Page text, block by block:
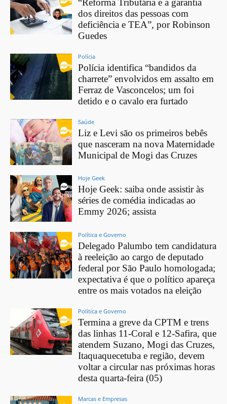
dos direitos das pessoas com
deficiência e TEA”, por Robinson
Guedes
Polícia
Polícia identifica “bandidos da
charrete” envolvidos em assalto em
Ferraz de Vasconcelos; um foi
detido e o cavalo era furtado
Saúde
Liz e Levi são os primeiros bebês
que nasceram na nova Maternidade
Municipal de Mogi das Cruzes
Hoje Geek
Hoje Geek: saiba onde assistir às
séries de comédia indicadas ao
Emmy 2026; assista
Política e Governo
Delegado Palumbo tem candidatura
à reeleição ao cargo de deputado
federal por São Paulo homologada;
expectativa é que o político apareça
entre os mais votados na eleição
Política e Governo
Termina a greve da CPTM e trens
das linhas 11-Coral e 12-Safira, que
atendem Suzano, Mogi das Cruzes,
Itaquaquecetuba e região, devem
voltar a circular nas próximas horas
desta quarta-feira (05)
Marcas e Empresas